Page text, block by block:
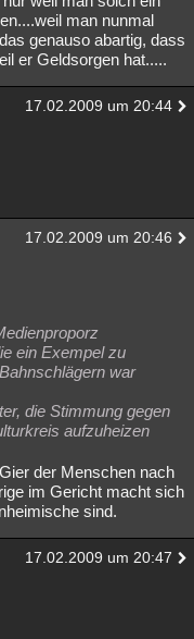
man nunmal
genauso abartig, dass
er Geldsorgen hat.....
17.02.2009 um 20:44
17.02.2009 um 20:46
ein Exempel zu
war
die Stimmung gegen
aufzuheizen
der Menschen nach
im Gericht macht sich
sind.
17.02.2009 um 20:47